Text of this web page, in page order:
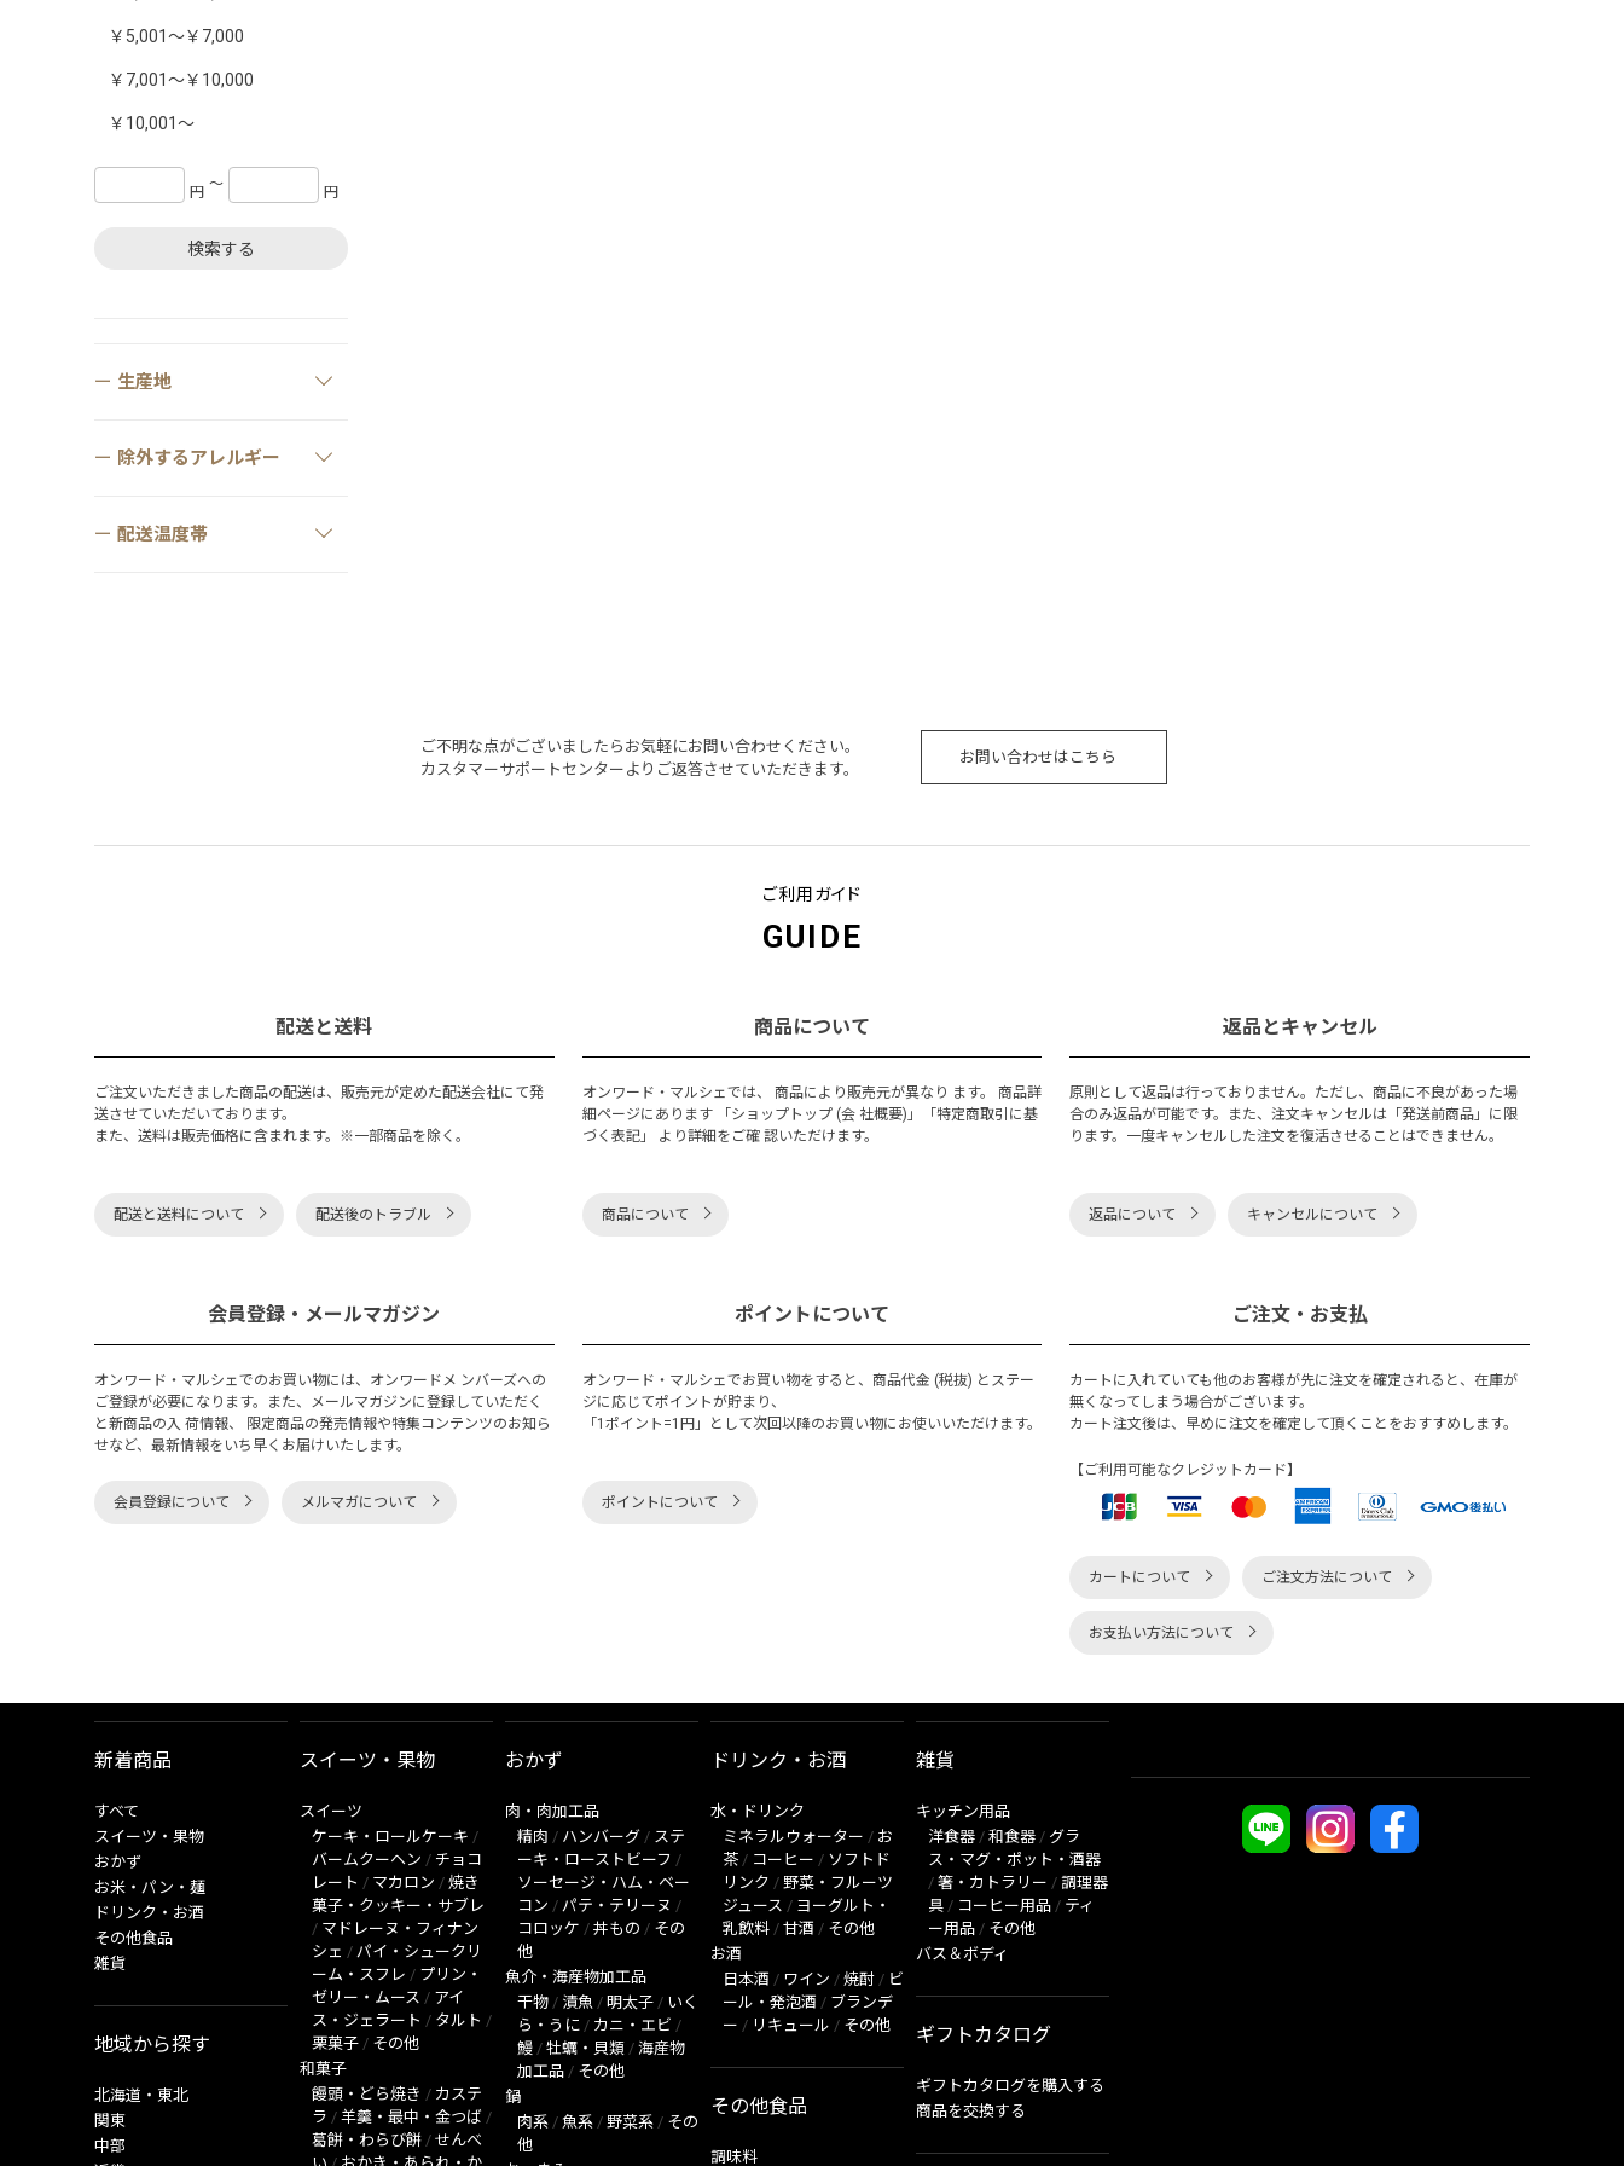
￥5,001～￥7,000
￥7,001～￥10,000
￥10,001～
円 〜 円
検索する
生産地
除外するアレルギー
配送温度帯
ご不明な点がございましたらお気軽にお問い合わせください。
カスタマーサポートセンターよりご返答させていただきます。
お問い合わせはこちら
ご利用ガイド
GUIDE
配送と送料
ご注文いただきました商品の配送は、販売元が定めた配送会社にて発
送させていただいております。
また、送料は販売価格に含まれます。※一部商品を除く。
配送と送料について 配送後のトラブル
商品について
オンワード・マルシェでは、 商品により販売元が異なり ます。 商品詳
細ページにあります 「ショップトップ (会 社概要)」「特定商取引に基
づく表記」 より詳細をご確 認いただけます。
商品について
返品とキャンセル
原則として返品は行っておりません。ただし、商品に不良があった場
合のみ返品が可能です。また、注文キャンセルは「発送前商品」に限
ります。一度キャンセルした注文を復活させることはできません。
返品について キャンセルについて
会員登録・メールマガジン
オンワード・マルシェでのお買い物には、オンワードメ ンバーズへの
ご登録が必要になります。また、メールマガジンに登録していただく
と新商品の入 荷情報、 限定商品の発売情報や特集コンテンツのお知ら
せなど、最新情報をいち早くお届けいたします。
会員登録について メルマガについて
ポイントについて
オンワード・マルシェでお買い物をすると、商品代金 (税抜) とステー
ジに応じてポイントが貯まり、
「1ポイント=1円」として次回以降のお買い物にお使いいただけます。
ポイントについて
ご注文・お支払
カートに入れていても他のお客様が先に注文を確定されると、在庫が
無くなってしまう場合がございます。
カート注文後は、早めに注文を確定して頂くことをおすすめします。
【ご利用可能なクレジットカード】
カートについて ご注文方法について
お支払い方法について
新着商品
すべて
スイーツ・果物
おかず
お米・パン・麺
ドリンク・お酒
その他食品
雑貨
地域から探す
北海道・東北
関東
中部
スイーツ・果物
スイーツ
ケーキ・ロールケーキ /
バームクーヘン / チョコ
レート / マカロン / 焼き
菓子・クッキー・サブレ
/ マドレーヌ・フィナン
シェ / パイ・シュークリ
ーム・スフレ / プリン・
ゼリー・ムース / アイ
ス・ジェラート / タルト /
栗菓子 / その他
和菓子
饅頭・どら焼き / カステ
ラ / 羊羹・最中・金つば /
葛餅・わらび餅 / せんべ
おかず
肉・肉加工品
精肉 / ハンバーグ / ステ
ーキ・ローストビーフ /
ソーセージ・ハム・ベー
コン / パテ・テリーヌ /
コロッケ / 丼もの / その
他
魚介・海産物加工品
干物 / 漬魚 / 明太子 / いく
ら・うに / カニ・エビ /
鰻 / 牡蠣・貝類 / 海産物
加工品 / その他
鍋
肉系 / 魚系 / 野菜系 / その
他
ドリンク・お酒
水・ドリンク
ミネラルウォーター / お
茶 / コーヒー / ソフトド
リンク / 野菜・フルーツ
ジュース / ヨーグルト・
乳飲料 / 甘酒 / その他
お酒
日本酒 / ワイン / 焼酎 / ビ
ール・発泡酒 / ブランデ
ー / リキュール / その他
その他食品
調味料
雑貨
キッチン用品
洋食器 / 和食器 / グラ
ス・マグ・ポット・酒器
/ 箸・カトラリー / 調理器
具 / コーヒー用品 / ティ
ー用品 / その他
バス＆ボディ
ギフトカタログ
ギフトカタログを購入する
商品を交換する